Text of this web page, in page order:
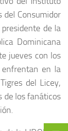
del Consumidor
de la
Dominicana
jueves con los
enfrentan en la
del Licey,
de los fanáticos